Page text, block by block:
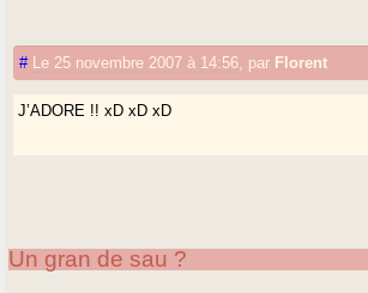
# Le 25 novembre 2007 à 14:56 par Florent
J’ADORE !! xD xD xD
Un gran de sau ?